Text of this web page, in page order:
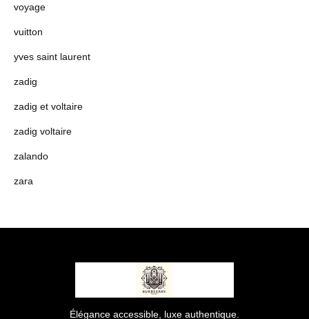
voyage
vuitton
yves saint laurent
zadig
zadig et voltaire
zadig voltaire
zalando
zara
Élégance accessible, luxe authentique.